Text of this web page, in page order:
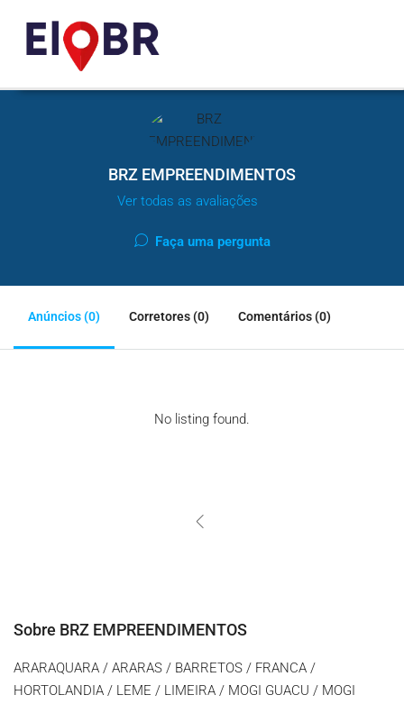
BRZ EMPREENDIMENTOS
Ver todas as avaliações
Faça uma pergunta
Anúncios (0) Corretores (0) Comentários (0)
No listing found.
Sobre BRZ EMPREENDIMENTOS
ARARAQUARA / ARARAS / BARRETOS / FRANCA /
HORTOLANDIA / LEME / LIMEIRA / MOGI GUACU / MOGI